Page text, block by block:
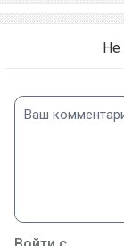
Не